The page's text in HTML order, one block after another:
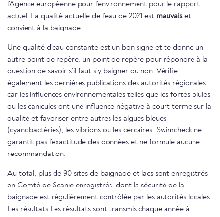
l'Agence européenne pour l'environnement pour le rapport
actuel. La qualité actuelle de l'eau de 2021 est mauvaiset
convient à la baignade.
Une qualité d'eau constante est un bon signe et te donne un
autre point de repère. un point de repère pour répondre à la
question de savoir s'il faut s'y baigner ou non. Vérifie
également les dernières publications des autorités régionales,
car les influences environnementales telles que les fortes pluies
ou les canicules ont une influence négative à court terme sur la
qualité et favoriser entre autres les algues bleues
(cyanobactéries), les vibrions ou les cercaires. Swimcheck ne
garantit pas l'exactitude des données et ne formule aucune
recommandation.
Au total, plus de 90 sites de baignade et lacs sont enregistrés
en Comté de Scanie enregistrés, dont la sécurité de la
baignade est régulièrement contrôlée par les autorités locales.
Les résultats Les résultats sont transmis chaque année à